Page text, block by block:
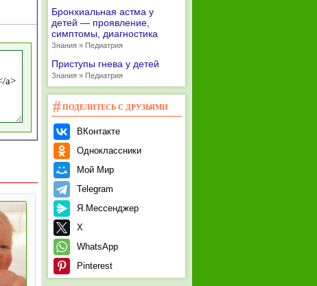
Бронхиальная астма у
детей — проявление,
симптомы, диагностика
Знания » Педиатрия
Приступы гнева у детей
Знания » Педиатрия
ПОДЕЛИТЕСЬ С ДРУЗЬЯМИ
ВКонтакте
Одноклассники
Мой Мир
Telegram
Я.Мессенджер
X
WhatsApp
Pinterest